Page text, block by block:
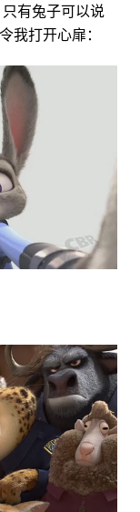
有兔子可以说
我打开心扉：